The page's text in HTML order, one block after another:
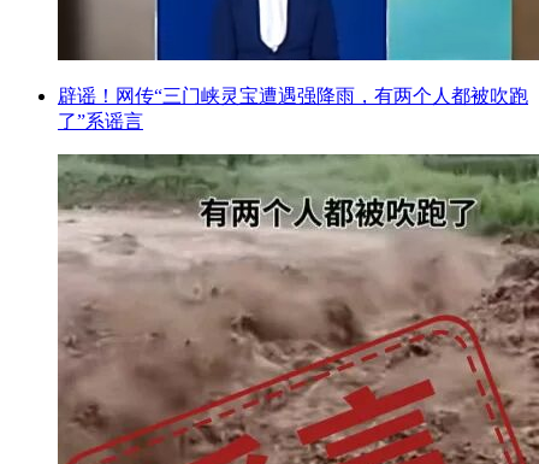
辟谣！网传“三门峡灵宝遭遇强降雨，有两个人都被吹跑
了”系谣言